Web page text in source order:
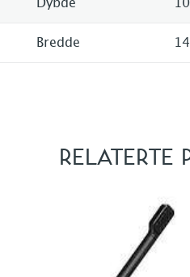
Dybde
Bredde
RELATERTE